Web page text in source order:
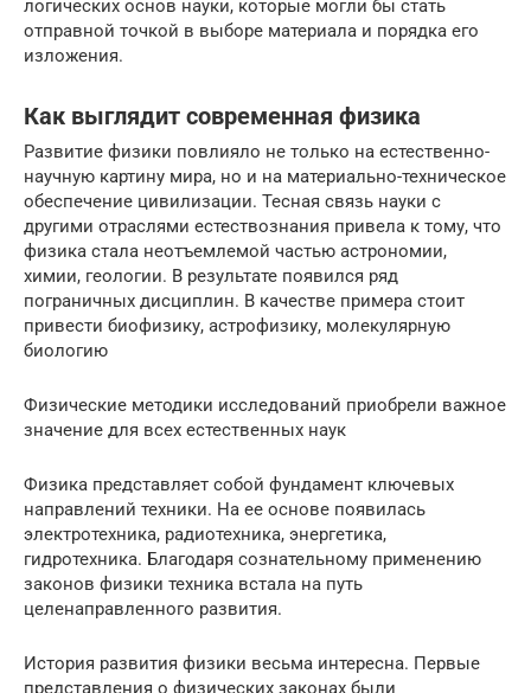
логических основ науки, которые могли бы стать
отправной точкой в выборе материала и порядка его
изложения.
Как выглядит современная физика
Развитие физики повлияло не только на естественно-
научную картину мира, но и на материально-техническое
обеспечение цивилизации. Тесная связь науки с
другими отраслями естествознания привела к тому, что
физика стала неотъемлемой частью астрономии,
химии, геологии. В результате появился ряд
пограничных дисциплин. В качестве примера стоит
привести биофизику, астрофизику, молекулярную
биологию
Физические методики исследований приобрели важное
значение для всех естественных наук
Физика представляет собой фундамент ключевых
направлений техники. На ее основе появилась
электротехника, радиотехника, энергетика,
гидротехника. Благодаря сознательному применению
законов физики техника встала на путь
целенаправленного развития.
История развития физики весьма интересна. Первые
представления о физических законах были